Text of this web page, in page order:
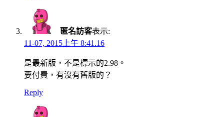
匿名訪客表示:
11-07, 2015上午 8:41.16
是最新版，不是標示的2.98。
要付費，有沒有舊版的？
Reply